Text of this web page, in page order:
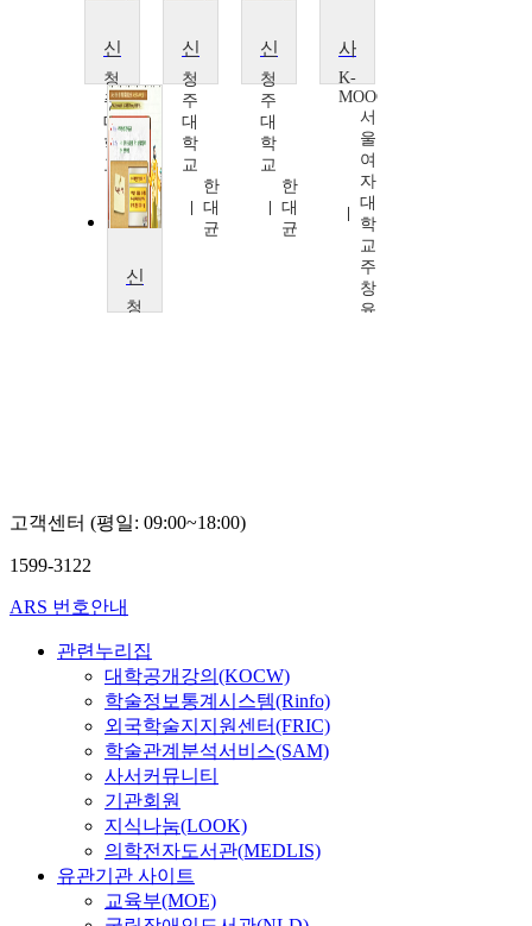
청
주
대
학
교
한
대
균
청
주
대
학
교
한
대
균
청
주
대
학
교
한
대
균
K-
MOOC
서
울
여
자
대
학
교
주
창
윤
청
고객센터 (평일: 09:00~18:00)
1599-3122
ARS 번호안내
관련누리집
대학공개강의(KOCW)
학술정보통계시스템(Rinfo)
외국학술지지원센터(FRIC)
학술관계분석서비스(SAM)
사서커뮤니티
기관회원
지식나눔(LOOK)
의학전자도서관(MEDLIS)
유관기관 사이트
교육부(MOE)